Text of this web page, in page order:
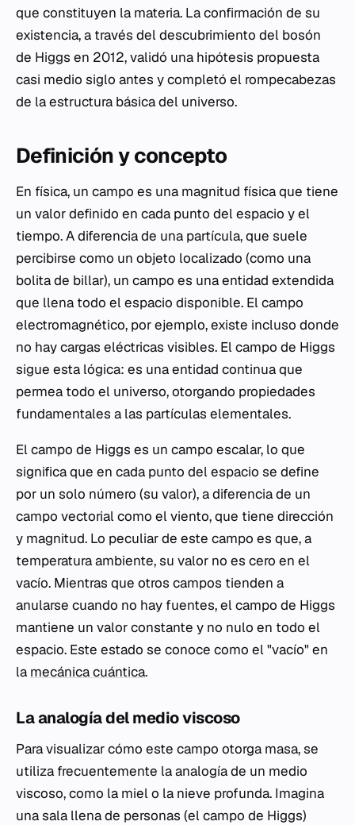
que constituyen la materia. La confirmación de su
existencia, a través del descubrimiento del bosón
de Higgs en 2012, validó una hipótesis propuesta
casi medio siglo antes y completó el rompecabezas
de la estructura básica del universo.
Definición y concepto
En física, un campo es una magnitud física que tiene
un valor definido en cada punto del espacio y el
tiempo. A diferencia de una partícula, que suele
percibirse como un objeto localizado (como una
bolita de billar), un campo es una entidad extendida
que llena todo el espacio disponible. El campo
electromagnético, por ejemplo, existe incluso donde
no hay cargas eléctricas visibles. El campo de Higgs
sigue esta lógica: es una entidad continua que
permea todo el universo, otorgando propiedades
fundamentales a las partículas elementales.
El campo de Higgs es un campo escalar, lo que
significa que en cada punto del espacio se define
por un solo número (su valor), a diferencia de un
campo vectorial como el viento, que tiene dirección
y magnitud. Lo peculiar de este campo es que, a
temperatura ambiente, su valor no es cero en el
vacío. Mientras que otros campos tienden a
anularse cuando no hay fuentes, el campo de Higgs
mantiene un valor constante y no nulo en todo el
espacio. Este estado se conoce como el "vacío" en
la mecánica cuántica.
La analogía del medio viscoso
Para visualizar cómo este campo otorga masa, se
utiliza frecuentemente la analogía de un medio
viscoso, como la miel o la nieve profunda. Imagina
una sala llena de personas (el campo de Higgs)